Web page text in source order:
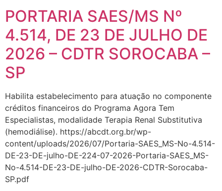
PORTARIA SAES/MS Nº
4.514, DE 23 DE JULHO DE
2026 – CDTR SOROCABA –
SP
Habilita estabelecimento para atuação no componente
créditos financeiros do Programa Agora Tem
Especialistas, modalidade Terapia Renal Substitutiva
(hemodiálise). https://abcdt.org.br/wp-
content/uploads/2026/07/Portaria-SAES_MS-No-4.514-
DE-23-DE-julho-DE-224-07-2026-Portaria-SAES_MS-
No-4.514-DE-23-DE-julho-DE-2026-CDTR-Sorocaba-
SP.pdf